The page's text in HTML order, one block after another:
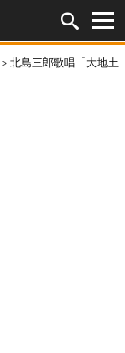
北島三郎歌唱「大地土